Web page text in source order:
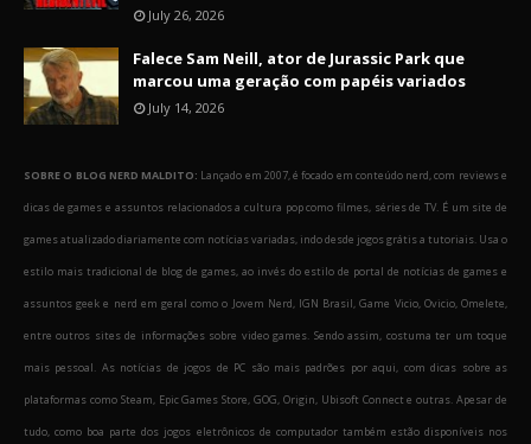
July 26, 2026
Falece Sam Neill, ator de Jurassic Park que
marcou uma geração com papéis variados
July 14, 2026
SOBRE O BLOG NERD MALDITO: Lançado em 2007, é focado em conteúdo nerd, com reviews e
dicas de games e assuntos relacionados a cultura pop como filmes, séries de TV. É um site de
games atualizado diariamente com notícias variadas, indo desde jogos grátis a tutoriais. Usa o
estilo mais tradicional de blog de games, ao invés do estilo de portal de notícias de games e
assuntos geek e nerd em geral como o Jovem Nerd, IGN Brasil, Game Vicio, Ovicio, Omelete,
entre outros sites de informações sobre video games. Sendo assim, costuma ter um toque
mais pessoal. As notícias de jogos de PC são mais padrões por aqui, com dicas sobre as
plataformas como Steam, Epic Games Store, GOG, Origin, Ubisoft Connect e outras. Apesar de
tudo, como boa parte dos jogos eletrônicos de computador também estão disponíveis nos